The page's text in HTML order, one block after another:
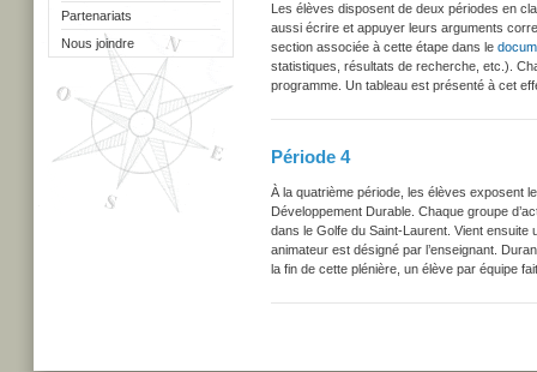
Partenariats
Nous joindre
Les élèves disposent de deux périodes en
aussi écrire et appuyer leurs arguments
section associée à cette étape dans le
statistiques, résultats de recherche, etc.).
programme. Un tableau est présenté à cet
Période 4
À la quatrième période, les élèves exposent
Développement Durable. Chaque groupe
dans le Golfe du Saint-Laurent. Vient ensuite
animateur est désigné par l’enseignant.
la fin de cette plénière, un élève par équipe